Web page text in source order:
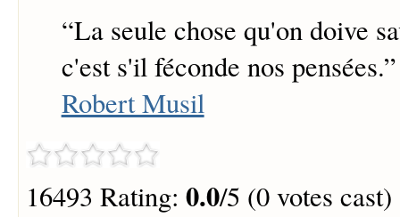
“La seule chose qu'on doive
c'est s'il féconde nos pensées.”
Robert Musil
16493 Rating: 0.0/5 (0 votes cast)